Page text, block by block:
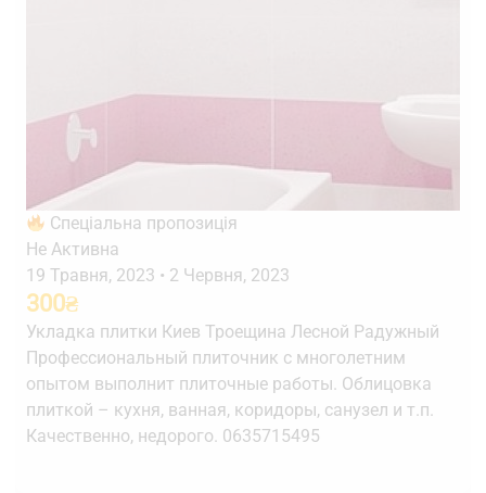
Спеціальна пропозиція
Не Активна
19 Травня, 2023 • 2 Червня, 2023
300₴
Укладка плитки Киев Троещина Лесной Радужный
Профессиональный плиточник с многолетним
опытом выполнит плиточные работы. Облицовка
плиткой – кухня, ванная, коридоры, санузел и т.п.
Качественно, недорого. 0635715495